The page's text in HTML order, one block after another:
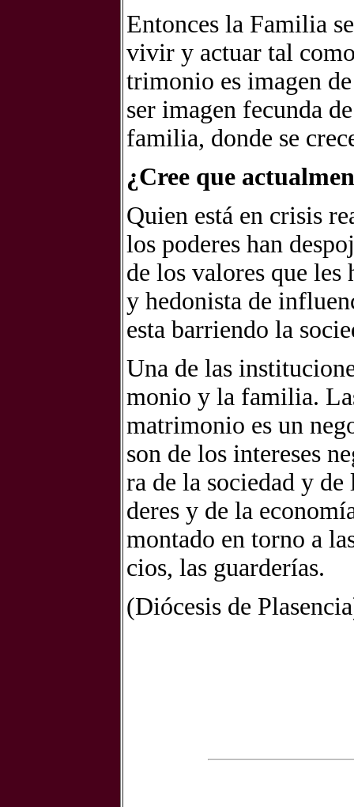
En­ton­ces la Fa­mi­lia
vi­vir y ac­tuar tal
tri­mo­nio es ima­gen
ser ima­gen fe­cun­da
fa­mi­lia, don­de se
¿Cree que
Quien está en cri­sis
los po­de­res han
de los va­lo­res que
y he­do­nis­ta de
esta ba­rrien­do la
Una de las
mo­nio y la fa­mi­lia.
ma­tri­mo­nio es un
son de los in­tere­ses
ra de la so­cie­dad y
de­res y de la
mon­ta­do en torno a
cios, las guar­de­rías.
(Dió­ce­sis de